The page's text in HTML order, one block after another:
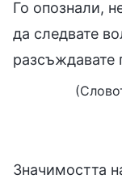
Го опознали,
да следвате
разсъждавате
Значимостта